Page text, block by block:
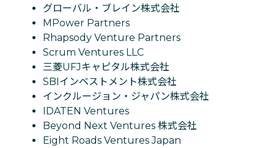
グローバル・ブレイン株式会社
MPower Partners
Rhapsody Venture Partners
Scrum Ventures LLC
三菱UFJキャピタル株式会社
SBIインベストメント株式会社
インクルージョン・ジャパン株式会社
IDATEN Ventures
Beyond Next Ventures 株式会社
Eight Roads Ventures Japan